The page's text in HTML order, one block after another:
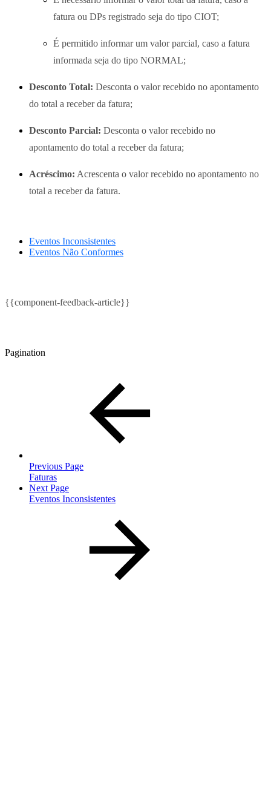
fatura ou DPs registrado seja do tipo CIOT;
É permitido informar um valor parcial, caso a fatura
informada seja do tipo NORMAL;
Desconto Total: Desconta o valor recebido no apontamento
do total a receber da fatura;
Desconto Parcial: Desconta o valor recebido no
apontamento do total a receber da fatura;
Acréscimo: Acrescenta o valor recebido no apontamento no
total a receber da fatura.
Eventos Inconsistentes
Eventos Não Conformes
{{component-feedback-article}}
Pagination
Previous Page
Faturas
Next Page
Eventos Inconsistentes